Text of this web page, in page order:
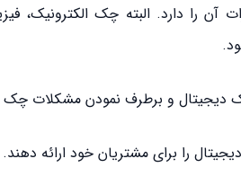
را دارد. البته چک الکترونیک،
دیجیتال و برطرف نمودن مشکلات چک
را برای مشتریان خود ارائه دهند.